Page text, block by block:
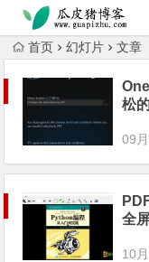
跳转到主内容
首页 幻灯片 文章
松
09
全
10